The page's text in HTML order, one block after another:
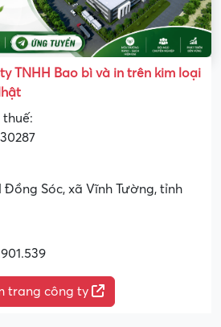
TNHH Bao bì và in trên kim loại
thuế:
Đồng Sóc, xã Vĩnh Tường, tỉnh
trang công ty